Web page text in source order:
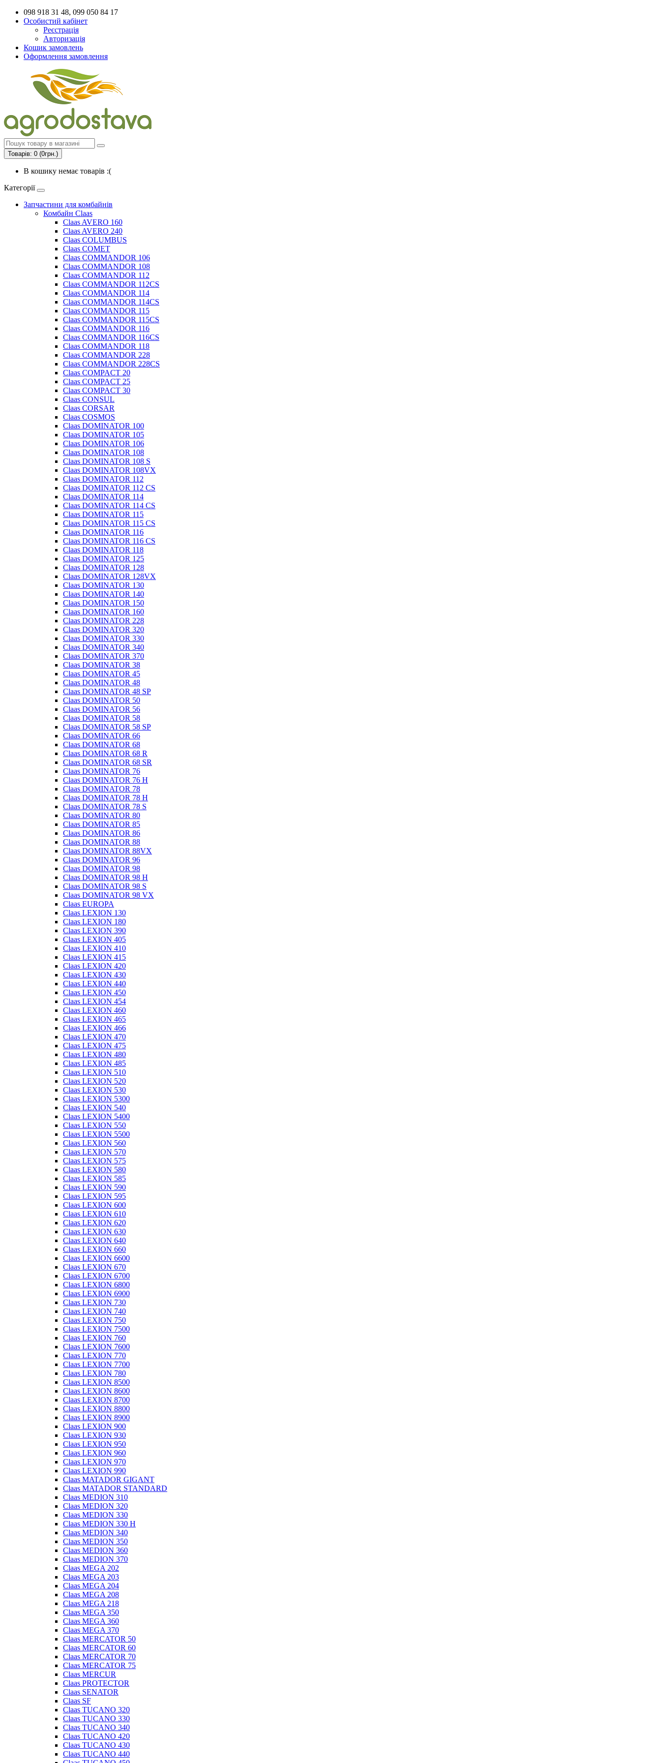
098 918 31 48, 099 050 84 17
Особистий кабінет
Реєстрація
Авторизація
Кошик замовлень
Оформлення замовлення
Товарів: 0 (0грн.)
В кошику немає товарів :(
Категорії
Запчастини для комбайнів
Комбайн Claas
Claas AVERO 160
Claas AVERO 240
Claas COLUMBUS
Claas COMET
Claas COMMANDOR 106
Claas COMMANDOR 108
Claas COMMANDOR 112
Claas COMMANDOR 112CS
Claas COMMANDOR 114
Claas COMMANDOR 114CS
Claas COMMANDOR 115
Claas COMMANDOR 115CS
Claas COMMANDOR 116
Claas COMMANDOR 116CS
Claas COMMANDOR 118
Claas COMMANDOR 228
Claas COMMANDOR 228CS
Claas COMPACT 20
Claas COMPACT 25
Claas COMPACT 30
Claas CONSUL
Claas CORSAR
Claas COSMOS
Claas DOMINATOR 100
Claas DOMINATOR 105
Claas DOMINATOR 106
Claas DOMINATOR 108
Claas DOMINATOR 108 S
Claas DOMINATOR 108VX
Claas DOMINATOR 112
Claas DOMINATOR 112 CS
Claas DOMINATOR 114
Claas DOMINATOR 114 CS
Claas DOMINATOR 115
Claas DOMINATOR 115 CS
Claas DOMINATOR 116
Claas DOMINATOR 116 CS
Claas DOMINATOR 118
Claas DOMINATOR 125
Claas DOMINATOR 128
Claas DOMINATOR 128VX
Claas DOMINATOR 130
Claas DOMINATOR 140
Claas DOMINATOR 150
Claas DOMINATOR 160
Claas DOMINATOR 228
Claas DOMINATOR 320
Claas DOMINATOR 330
Claas DOMINATOR 340
Claas DOMINATOR 370
Claas DOMINATOR 38
Claas DOMINATOR 45
Claas DOMINATOR 48
Claas DOMINATOR 48 SP
Claas DOMINATOR 50
Claas DOMINATOR 56
Claas DOMINATOR 58
Claas DOMINATOR 58 SP
Claas DOMINATOR 66
Claas DOMINATOR 68
Claas DOMINATOR 68 R
Claas DOMINATOR 68 SR
Claas DOMINATOR 76
Claas DOMINATOR 76 H
Claas DOMINATOR 78
Claas DOMINATOR 78 H
Claas DOMINATOR 78 S
Claas DOMINATOR 80
Claas DOMINATOR 85
Claas DOMINATOR 86
Claas DOMINATOR 88
Claas DOMINATOR 88VX
Claas DOMINATOR 96
Claas DOMINATOR 98
Claas DOMINATOR 98 H
Claas DOMINATOR 98 S
Claas DOMINATOR 98 VX
Claas EUROPA
Claas LEXION 130
Claas LEXION 180
Claas LEXION 390
Claas LEXION 405
Claas LEXION 410
Claas LEXION 415
Claas LEXION 420
Claas LEXION 430
Claas LEXION 440
Claas LEXION 450
Claas LEXION 454
Claas LEXION 460
Claas LEXION 465
Claas LEXION 466
Claas LEXION 470
Claas LEXION 475
Claas LEXION 480
Claas LEXION 485
Claas LEXION 510
Claas LEXION 520
Claas LEXION 530
Claas LEXION 5300
Claas LEXION 540
Claas LEXION 5400
Claas LEXION 550
Claas LEXION 5500
Claas LEXION 560
Claas LEXION 570
Claas LEXION 575
Claas LEXION 580
Claas LEXION 585
Claas LEXION 590
Claas LEXION 595
Claas LEXION 600
Claas LEXION 610
Claas LEXION 620
Claas LEXION 630
Claas LEXION 640
Claas LEXION 660
Claas LEXION 6600
Claas LEXION 670
Claas LEXION 6700
Claas LEXION 6800
Claas LEXION 6900
Claas LEXION 730
Claas LEXION 740
Claas LEXION 750
Claas LEXION 7500
Claas LEXION 760
Claas LEXION 7600
Claas LEXION 770
Claas LEXION 7700
Claas LEXION 780
Claas LEXION 8500
Claas LEXION 8600
Claas LEXION 8700
Claas LEXION 8800
Claas LEXION 8900
Claas LEXION 900
Claas LEXION 930
Claas LEXION 950
Claas LEXION 960
Claas LEXION 970
Claas LEXION 990
Claas MATADOR GIGANT
Claas MATADOR STANDARD
Claas MEDION 310
Claas MEDION 320
Claas MEDION 330
Claas MEDION 330 H
Claas MEDION 340
Claas MEDION 350
Claas MEDION 360
Claas MEDION 370
Claas MEGA 202
Claas MEGA 203
Claas MEGA 204
Claas MEGA 208
Claas MEGA 218
Claas MEGA 350
Claas MEGA 360
Claas MEGA 370
Claas MERCATOR 50
Claas MERCATOR 60
Claas MERCATOR 70
Claas MERCATOR 75
Claas MERCUR
Claas PROTECTOR
Claas SENATOR
Claas SF
Claas TUCANO 320
Claas TUCANO 330
Claas TUCANO 340
Claas TUCANO 420
Claas TUCANO 430
Claas TUCANO 440